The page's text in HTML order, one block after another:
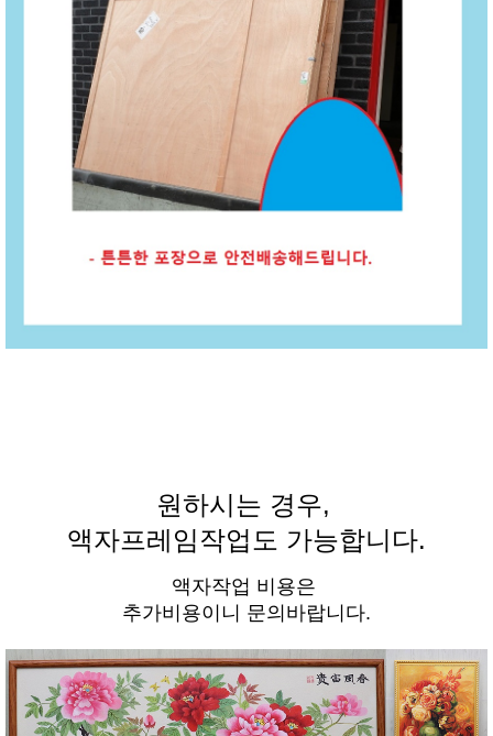
원하시는 경우,
액자프레임작업도 가능합니다.
액자작업 비용은
추가비용이니 문의바랍니다.